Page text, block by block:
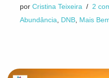
por Cristina Teixeira
2
Abundância
DNB Mais